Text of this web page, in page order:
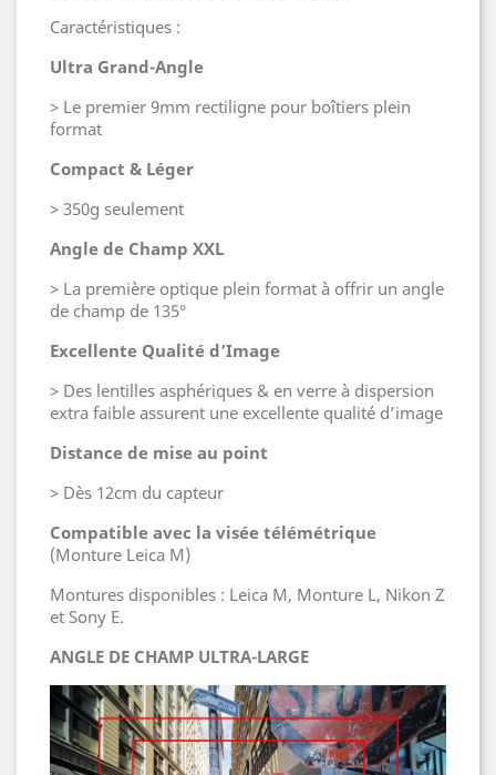
Caractéristiques :
Ultra Grand-Angle
> Le premier 9mm rectiligne pour boîtiers plein
format
Compact & Léger
> 350g seulement
Angle de Champ XXL
> La première optique plein format à offrir un angle
de champ de 135°
Excellente Qualité d’Image
> Des lentilles asphériques & en verre à dispersion
extra faible assurent une excellente qualité d’image
Distance de mise au point
> Dès 12cm du capteur
Compatible avec la visée télémétrique
(Monture Leica M)
Montures disponibles : Leica M, Monture L, Nikon Z
et Sony E.
ANGLE DE CHAMP ULTRA-LARGE